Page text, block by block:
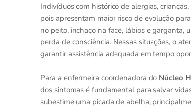
Indivíduos com histórico de alergias,
pois apresentam maior risco de evolução
no peito, inchaço na face, lábios e garganta,
perda de consciência. Nessas situações, o
garantir assistência adequada em tempo
Para a enfermeira coordenadora do Núcleo
dos sintomas é fundamental para salvar
subestime uma picada de abelha,